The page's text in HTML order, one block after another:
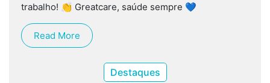
trabalho! 👏 Greatcare, saúde sempre 💙
Read More
Destaques